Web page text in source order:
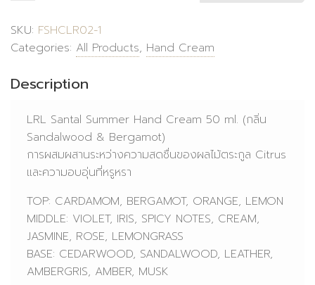
SKU: FSHCLR02-1
Categories: All Products, Hand Cream
Description
LRL Santal Summer Hand Cream 50 ml. (กลิ่น
Sandalwood & Bergamot)
การผสมผสานระหว่างความสดชื่นของผลไม้ตระกูล Citrus
และความอบอุ่นที่หรูหรา
TOP: CARDAMOM, BERGAMOT, ORANGE, LEMON
MIDDLE: VIOLET, IRIS, SPICY NOTES, CREAM,
JASMINE, ROSE, LEMONGRASS
BASE: CEDARWOOD, SANDALWOOD, LEATHER,
AMBERGRIS, AMBER, MUSK